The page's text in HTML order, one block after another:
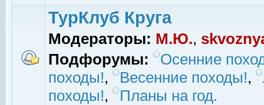
ТурКлуб Круга
Модераторы: М.Ю.,
Подфорумы:
Осенние
походы!, Весенние походы!,
походы!, Планы на год.